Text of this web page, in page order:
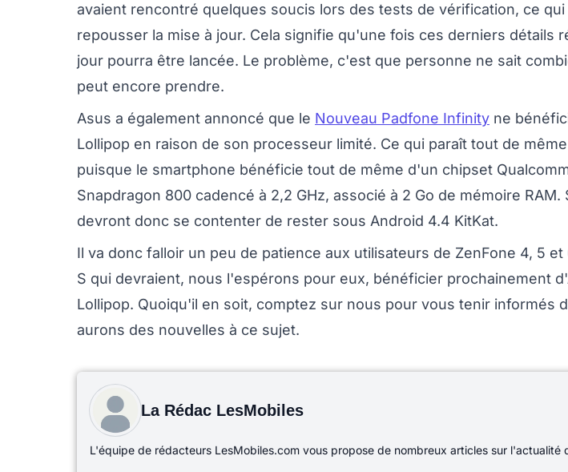
avaient rencontré quelques soucis lors des tests de vérification, ce qui
repousser la mise à jour. Cela signifie qu'une fois ces derniers détails
jour pourra être lancée. Le problème, c'est que personne ne sait
peut encore prendre.
Asus a également annoncé que le Nouveau Padfone Infinity ne
Lollipop en raison de son processeur limité. Ce qui paraît tout de
puisque le smartphone bénéficie tout de même d'un chipset
Snapdragon 800 cadencé à 2,2 GHz, associé à 2 Go de mémoire RAM.
devront donc se contenter de rester sous Android 4.4 KitKat.
Il va donc falloir un peu de patience aux utilisateurs de ZenFone 4, 5 et
S qui devraient, nous l'espérons pour eux, bénéficier prochainement
Lollipop. Quoiqu'il en soit, comptez sur nous pour vous tenir informés
aurons des nouvelles à ce sujet.
La Rédac LesMobiles
L'équipe de rédacteurs LesMobiles.com vous propose de nombreux articles sur l'actualité